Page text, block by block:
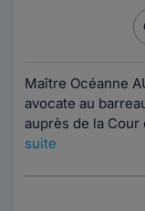
Maître Océanne
avocate au
auprès de la Cour
suite